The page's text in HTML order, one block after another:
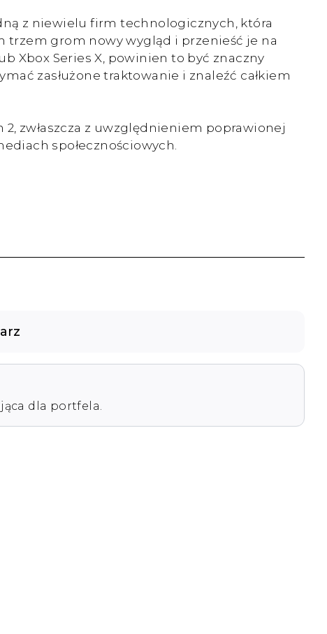
z niewielu firm technologicznych, która
trzem grom nowy wygląd i przenieść je na
Xbox Series X, powinien to być znaczny
zasłużone traktowanie i znaleźć całkiem
zwłaszcza z uwzględnieniem poprawionej
społecznościowych.
dla portfela.